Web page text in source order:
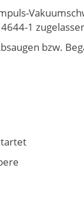
1
bzw.